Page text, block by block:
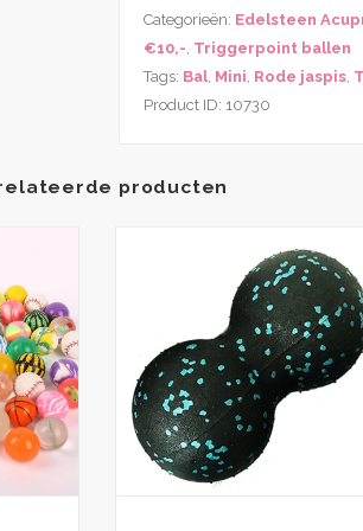
Categorieën: Edelsteen
€10,- Triggerpoint ballen
Tags: Bal, Mini Rode jaspis
Product ID: 10730
producten
variaties.
Deze
optie
kan
gekozen